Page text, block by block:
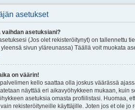
asetukset
vaihdan asetuksiani?
(Jos olet rekisteröitynyt) on tallennettu
sivun yläreunassa) Täällä voit muokata
on väärin!
kello saattaa olla joskus väärässä
näyttää eri aikavyöhykkeen mukaan, kuin
asetuksia omasta profiilistasi. Huomaa,
rekisteröityneille käyttäjille. Joten jos et ole jo